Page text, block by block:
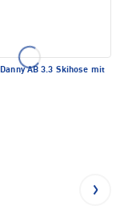
Danny AB 3.3 Skihose mit